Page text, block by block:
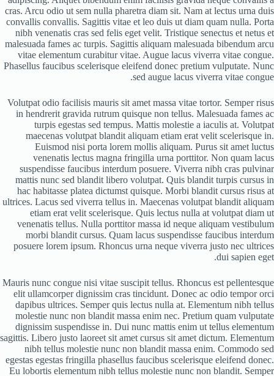
cras. Arcu odio ut sem nulla pharetra diam sit. Nam at lectus urna duis
convallis convallis. Sagittis vitae et leo duis ut diam quam nulla. Porta
nibh venenatis cras sed felis eget velit. Tristique senectus et netus et
malesuada fames ac turpis. Sagittis aliquam malesuada bibendum arcu
vitae elementum curabitur vitae. Augue lacus viverra vitae congue.
Phasellus faucibus scelerisque eleifend donec pretium vulputate. Nunc
sed augue lacus viverra vitae congue.
Volutpat odio facilisis mauris sit amet massa vitae tortor. Semper risus
in hendrerit gravida rutrum quisque non tellus. Malesuada fames ac
turpis egestas sed tempus. Mattis molestie a iaculis at. Volutpat
maecenas volutpat blandit aliquam etiam erat velit scelerisque in.
Euismod nisi porta lorem mollis aliquam. Purus sit amet luctus
venenatis lectus magna fringilla urna porttitor. Non quam lacus
suspendisse faucibus interdum posuere. Viverra nibh cras pulvinar
mattis nunc sed blandit libero volutpat. Quis blandit turpis cursus in
hac habitasse platea dictumst quisque. Morbi blandit cursus risus at
ultrices. Lacus sed viverra tellus in. Maecenas volutpat blandit aliquam
etiam erat velit scelerisque. Quis lectus nulla at volutpat diam ut
venenatis tellus. Nulla porttitor massa id neque aliquam vestibulum
morbi blandit cursus. Quam lacus suspendisse faucibus interdum
posuere lorem ipsum. Rhoncus urna neque viverra justo nec ultrices
dui sapien eget.
Mauris nunc congue nisi vitae suscipit tellus. Rhoncus est pellentesque
elit ullamcorper dignissim cras tincidunt. Donec ac odio tempor orci
dapibus ultrices. Semper quis lectus nulla at. Elementum nibh tellus
molestie nunc non blandit massa enim nec. Pretium quam vulputate
dignissim suspendisse in. Dui nunc mattis enim ut tellus elementum
sagittis. Libero justo laoreet sit amet cursus sit amet dictum. Elementum
nibh tellus molestie nunc non blandit massa enim. Commodo sed
egestas egestas fringilla phasellus faucibus scelerisque eleifend donec.
Eu lobortis elementum nibh tellus molestie nunc non blandit. Semper